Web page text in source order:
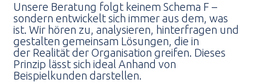
Unsere Beratung folgt keinem Schema F –
sondern entwickelt sich immer aus dem, was
ist. Wir hören zu, analysieren, hinterfragen und
gestalten gemeinsam Lösungen, die in
der Realität der Organisation greifen. Dieses
Prinzip lässt sich ideal Anhand von
Beispielkunden darstellen.